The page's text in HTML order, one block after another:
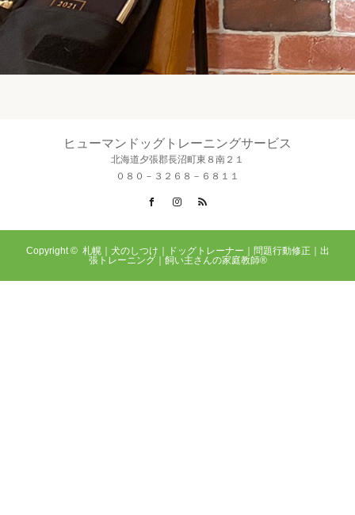
ヒューマンドッグトレーニングサービス
北海道夕張郡長沼町東８南２１
０８０－３２６８－６８１１
FacebookInstagram
Copyright © 札幌｜犬のしつけ｜ドッグトレーナー｜問題行動修正｜出
張トレーニング｜飼い主さんの家庭教師®️